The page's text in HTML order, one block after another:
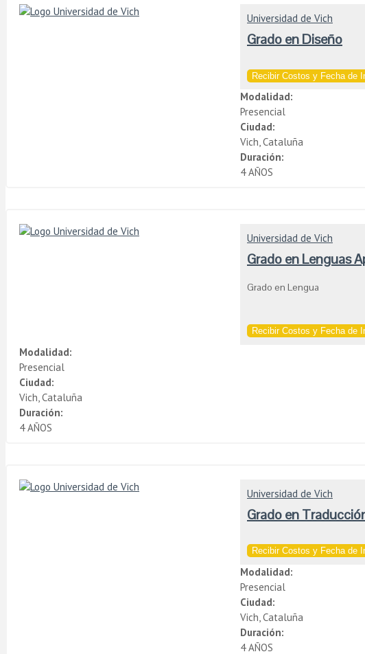
Universidad de Vich
Grado en Diseño
Recibir Costos y Fecha de
Modalidad:
Presencial
Ciudad:
Vich, Cataluña
Duración:
4 AÑOS
Universidad de Vich
Grado en Lenguas
Grado en Lengua
Recibir Costos y Fecha de
Modalidad:
Presencial
Ciudad:
Vich, Cataluña
Duración:
4 AÑOS
Universidad de Vich
Grado en
Recibir Costos y Fecha de
Modalidad:
Presencial
Ciudad:
Vich, Cataluña
Duración:
4 AÑOS